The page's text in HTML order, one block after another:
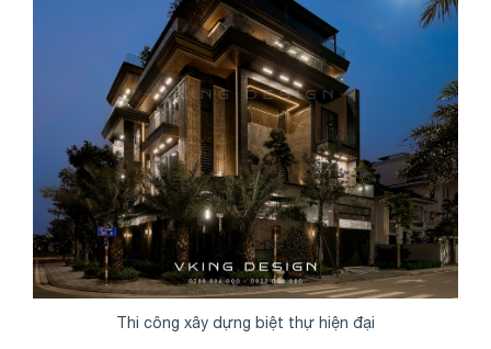
Thi công xây dựng biệt thự hiện đại